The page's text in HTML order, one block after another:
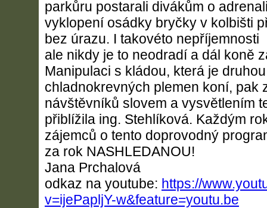
parkůru postarali divákům o
vyklopení osádky bryčky v kolbišti
bez úrazu. I takovéto
ale nikdy je to neodradí a dál koně
Manipulaci s kládou, která je
chladnokrevných plemen koní, pak
návštěvníků slovem a vysvětlením
přiblížila ing. Stehlíková. Každým
zájemců o tento doprovodný
za rok NASHLEDANOU!
Jana Prchalová
odkaz na youtube: https://
v=ijePapljY-w&feature=youtu.be